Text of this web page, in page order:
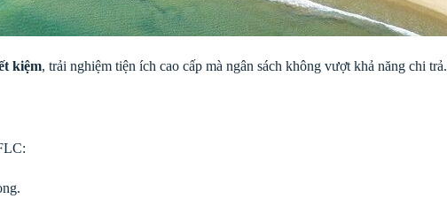
kiệm, trải nghiệm tiện ích cao cấp mà ngân sách không vượt khả năng chi trả.